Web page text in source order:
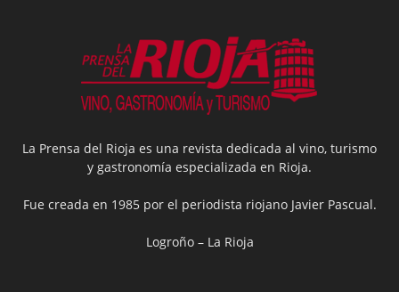
La Prensa del Rioja es una revista dedicada al vino, turismo
y gastronomía especializada en Rioja.
Fue creada en 1985 por el periodista riojano Javier Pascual.
Logroño – La Rioja